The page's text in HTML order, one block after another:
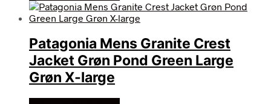
Patagonia Mens Granite Crest
Jacket Grøn Pond Green Large
Grøn X-large